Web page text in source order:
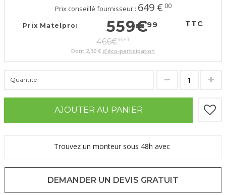
Prix conseillé fournisseur : 649 € 00
Prix Matelpro: 559€99 TTC
466€66 HT
Dont 2,30 € d'éco-participation
Quantité
AJOUTER AU PANIER
Trouvez un monteur sous 48h avec
DEMANDER UN DEVIS GRATUIT